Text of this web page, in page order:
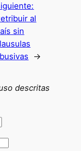
al
sin
→
descritas